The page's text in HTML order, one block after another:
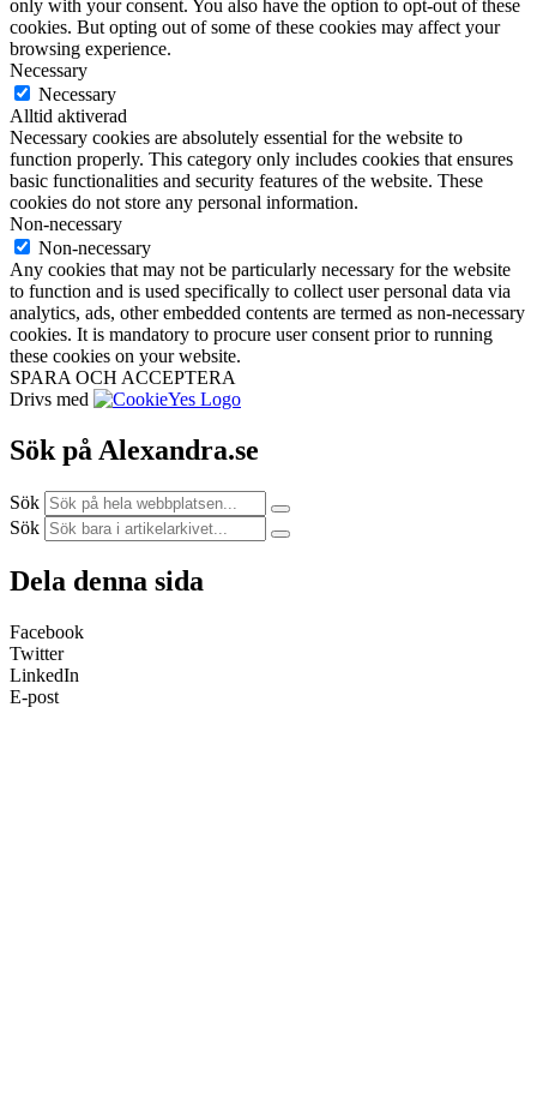
only with your consent. You also have the option to opt-out of these
cookies. But opting out of some of these cookies may affect your
browsing experience.
Necessary
Necessary
Alltid aktiverad
Necessary cookies are absolutely essential for the website to
function properly. This category only includes cookies that ensures
basic functionalities and security features of the website. These
cookies do not store any personal information.
Non-necessary
Non-necessary
Any cookies that may not be particularly necessary for the website
to function and is used specifically to collect user personal data via
analytics, ads, other embedded contents are termed as non-necessary
cookies. It is mandatory to procure user consent prior to running
these cookies on your website.
SPARA OCH ACCEPTERA
Drivs med
Sök på Alexandra.se
Sök
Sök
Dela denna sida
Facebook
Twitter
LinkedIn
E-post